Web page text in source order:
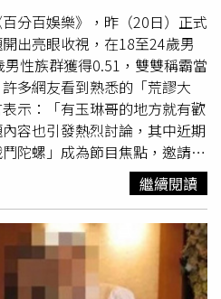
天已經承受不少壓力，如果回
時若有一位願意關心、鼓勵、
，都可能因此產生依賴，「真
而是有人願意共情、願意讓你
，若只是單純追求刺激或肉體
件並不突出的對象，因此這類
缺乏情感共鳴，進而向外尋求
漂亮。另一派網友則認為，把
義，「37歲和41歲也才差4
年輕就是最大的優勢嗎？」
外沒有其他優點，時間久了還
宮除了比較年輕之外，還有什
女性累積的人生閱歷、溝通能
分百娛樂》，昨（20日）正式
出亮眼收視，在18至24歲男
性族群獲得0.51，雙雙稱霸當
多網友看到熟悉的「荒謬大
示：「有玉琳哥的地方就有歡
容也引發熱烈討論，其中近期
陀螺」成為節目焦點，邀請剛
秀演員博恩、宅男女神解婕翎
直接把攝影棚變成戰鬥陀螺競
「學霸」的知性形象，一聊起戰
坦言，為了備戰比賽，曾特地
望一週內不要被打擾，全心投
「如果老婆因為戰鬥陀螺跟你
繼續閱讀